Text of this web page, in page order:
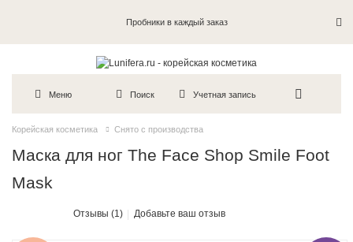
Пробники в каждый заказ
Меню Поиск Учетная запись
Корейская косметика Снято с производства
Маска для ног The Face Shop Smile Foot
Mask
Отзывы (1) Добавьте ваш отзыв